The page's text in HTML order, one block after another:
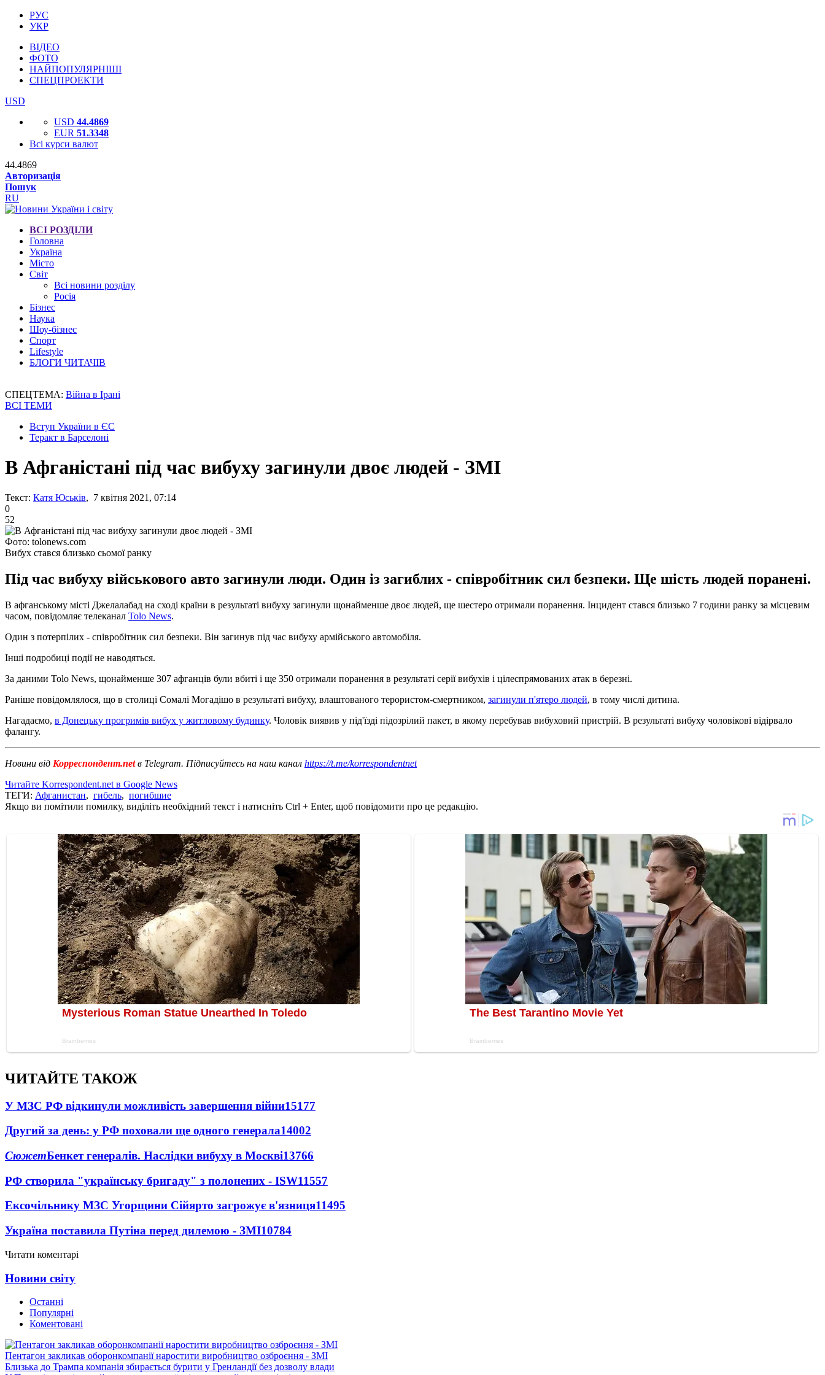
РУС
УКР
ВІДЕО
ФОТО
НАЙПОПУЛЯРНІШІ
СПЕЦПРОЕКТИ
USD
USD 44.4869
EUR 51.3348
Всі курси валют
44.4869
Авторизація
Пошук
RU
ВСІ РОЗДІЛИ
Головна
Україна
Місто
Світ
Всі новини розділу
Росія
Бізнес
Наука
Шоу-бізнес
Спорт
Lifestyle
БЛОГИ ЧИТАЧІВ
СПЕЦТЕМА: Війна в Ірані
ВСІ ТЕМИ
Вступ України в ЄС
Теракт в Барселоні
В Афганістані під час вибуху загинули двоє людей - ЗМІ
Текст: Катя Юськів, 7 квітня 2021, 07:14
0
52
Фото: tolonews.com
Вибух стався близько сьомої ранку
Під час вибуху військового авто загинули люди. Один із загиблих - співробітник сил безпеки. Ще шість людей поранені.
В афганському місті Джелалабад на сході країни в результаті вибуху загинули щонайменше двоє людей, ще шестеро отримали поранення. Інцидент стався близько 7 години ранку за місцевим
часом, повідомляє телеканал Tolo News.
Один з потерпілих - співробітник сил безпеки. Він загинув під час вибуху армійського автомобіля.
Інші подробиці події не наводяться.
За даними Tolo News, щонайменше 307 афганців були вбиті і ще 350 отримали поранення в результаті серії вибухів і цілеспрямованих атак в березні.
Раніше повідомлялося, що в столиці Сомалі Могадішо в результаті вибуху, влаштованого терористом-смертником, загинули п'ятеро людей, в тому числі дитина.
Нагадаємо, в Донецьку прогримів вибух у житловому будинку. Чоловік виявив у під'їзді підозрілий пакет, в якому перебував вибуховий пристрій. В результаті вибуху чоловікові відірвало
фалангу.
Новини від Корреспондент.netв Telegram. Підписуйтесь на наш канал https://t.me/korrespondentnet
Читайте Korrespondent.net в Google News
ТЕГИ: Афганистан, гибель, погибшие
Якщо ви помітили помилку, виділіть необхідний текст і натисніть Ctrl + Enter, щоб повідомити про це редакцію.
ЧИТАЙТЕ ТАКОЖ
У МЗС РФ відкинули можливість завершення війни15177
Другий за день: у РФ поховали ще одного генерала14002
СюжетБенкет генералів. Наслідки вибуху в Москві13766
РФ створила "українську бригаду" з полонених - ISW11557
Ексочільнику МЗС Угорщини Сійярто загрожує в'язниця11495
Україна поставила Путіна перед дилемою - ЗМІ10784
Читати коментарі
Новини світу
Останні
Популярні
Коментовані
Пентагон закликав оборонкомпанії наростити виробництво озброєння - ЗМІ
Близька до Трампа компанія збирається бурити у Гренландії без дозволу влади